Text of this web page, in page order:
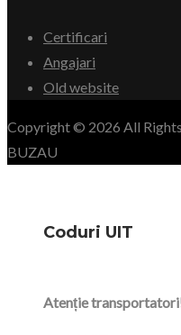
Certificari
Angajari
Old website
Copyright © 2026 All
BUZAU
Coduri UIT
Atenție